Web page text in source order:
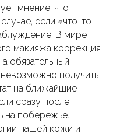
мнение, что
если «что-то
В мире
макияжа коррекция
обязательный
получить
на ближайшие
сразу после
на побережье.
нашей кожи и